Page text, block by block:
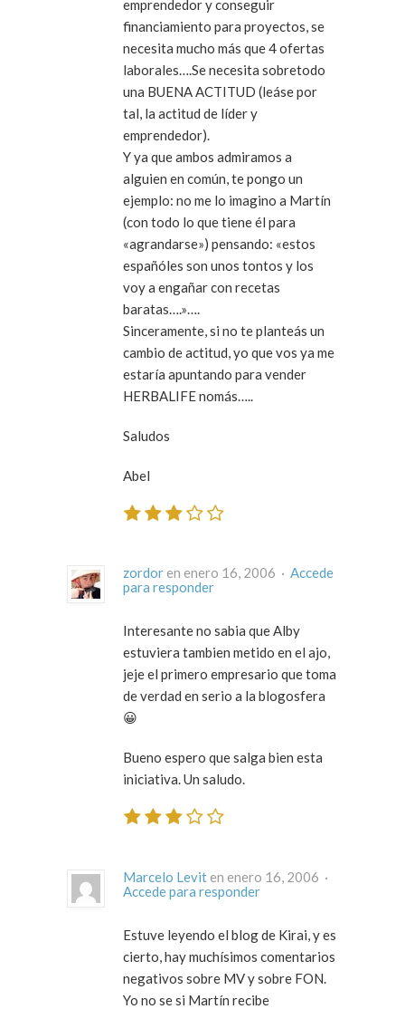
emprendedor y conseguir
financiamiento para proyectos, se
necesita mucho más que 4 ofertas
laborales….Se necesita sobretodo
una BUENA ACTITUD (leáse por
tal, la actitud de líder y
emprendedor).
Y ya que ambos admiramos a
alguien en común, te pongo un
ejemplo: no me lo imagino a Martín
(con todo lo que tiene él para
«agrandarse») pensando: «estos
españóles son unos tontos y los
voy a engañar con recetas
baratas….»….
Sinceramente, si no te planteás un
cambio de actitud, yo que vos ya me
estaría apuntando para vender
HERBALIFE nomás…..
Saludos
Abel
zordor en enero 16, 2006 · Accede
para responder
Interesante no sabia que Alby
estuviera tambien metido en el ajo,
jeje el primero empresario que toma
de verdad en serio a la blogosfera
😀
Bueno espero que salga bien esta
iniciativa. Un saludo.
Marcelo Levit
en enero 16, 2006 ·
Accede para responder
Estuve leyendo el blog de Kirai, y es
cierto, hay muchísimos comentarios
negativos sobre MV y sobre FON.
Yo no se si Martín recibe